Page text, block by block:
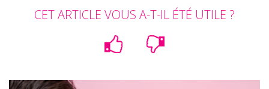
CET ARTICLE VOUS A-T-IL ÉTÉ UTILE ?